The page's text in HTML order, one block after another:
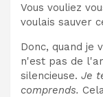
Vous vouliez
voulais sauver
Donc, quand je
n'est pas de
silencieuse. Je
comprends.